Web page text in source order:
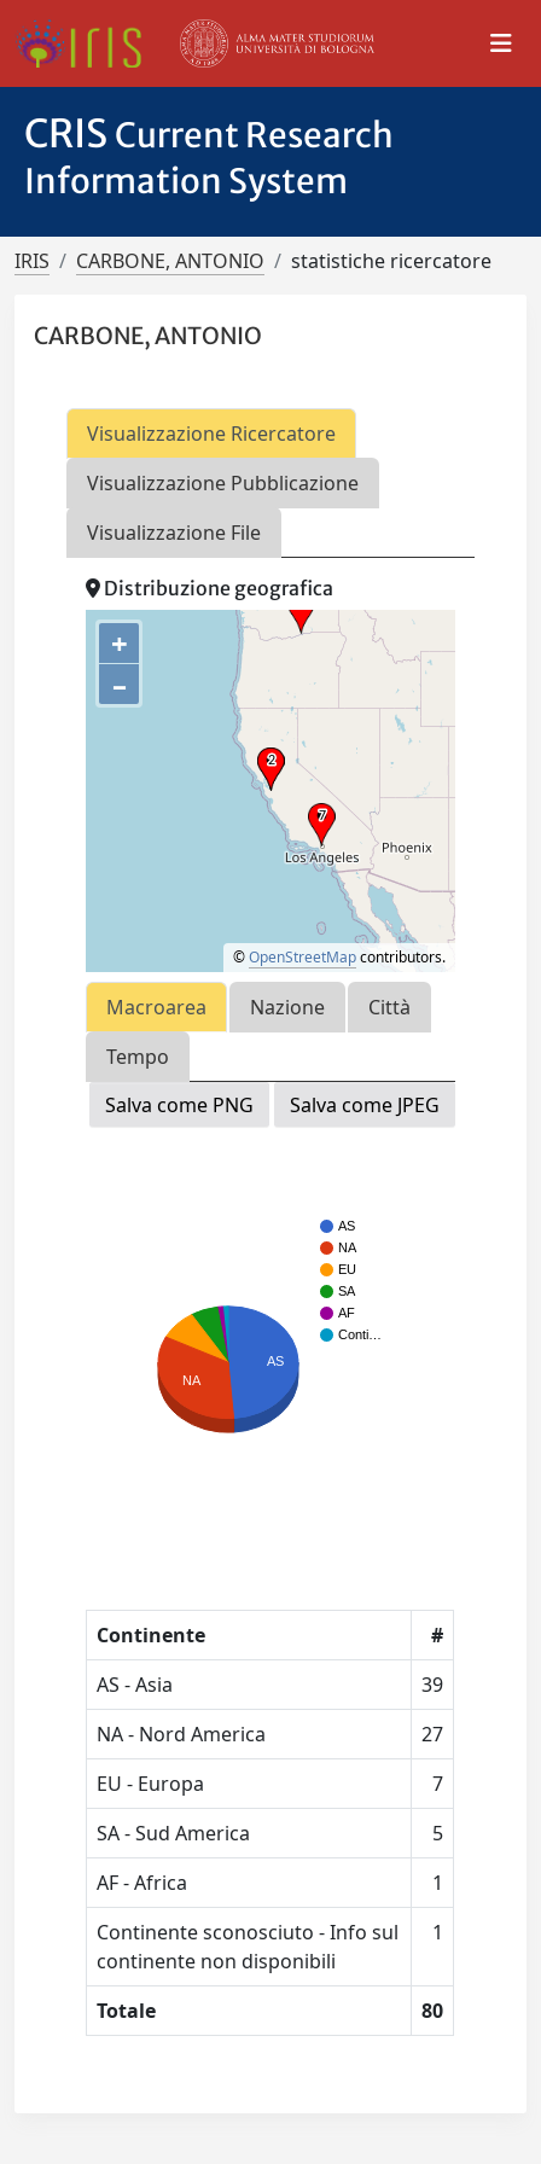
CRIS Current Research
Information System
IRIS CARBONE, ANTONIO statistiche ricercatore
CARBONE, ANTONIO
Visualizzazione Ricercatore
Visualizzazione Pubblicazione
Visualizzazione File
Distribuzione geografica
+
–
©OpenStreetMapcontributors.
Macroarea Nazione
Città
Tempo
Salva come PNG
Salva come JPEG
AS
NA
EU
SA
AF
Conti…
AS
NA
Continente
#
AS - Asia
39
NA - Nord America
27
EU - Europa
7
SA - Sud America
5
AF - Africa
1
Continente sconosciuto - Info sul
continente non disponibili
1
Totale 80